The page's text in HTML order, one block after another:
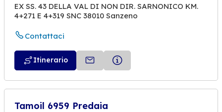
EX SS. 43 DELLA VAL DI NON DIR. SARNONICO KM.
4+271 E 4+319 SNC 38010 Sanzeno
Contattaci
Itinerario
Tamoil 6959 Predaia